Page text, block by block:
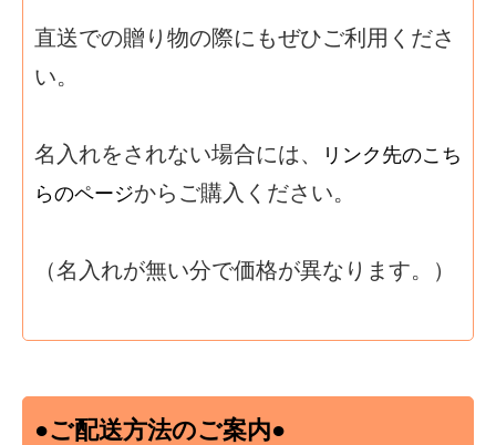
直送での贈り物の際にもぜひご利用くださ
い。
名入れをされない場合には、
リンク先のこち
らのページからご購入ください。
（名入れが無い分で価格が異なります。）
●ご配送方法のご案内●